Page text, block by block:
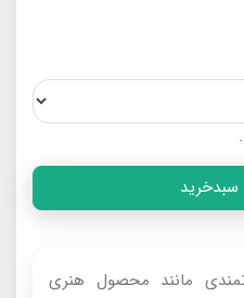
سبدخرید
مانند محصول هنری